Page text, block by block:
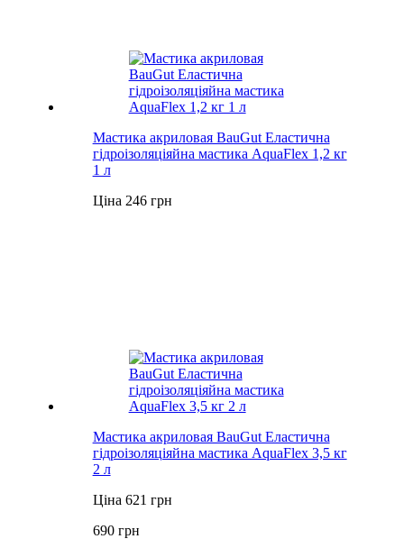
Мастика акриловая BauGut Еластична
гідроізоляціяйна мастика AquaFlex 1,2 кг
1 л
Ціна 246 грн
Мастика акриловая BauGut Еластична
гідроізоляціяйна мастика AquaFlex 3,5 кг
2 л
Ціна 621 грн
690 грн